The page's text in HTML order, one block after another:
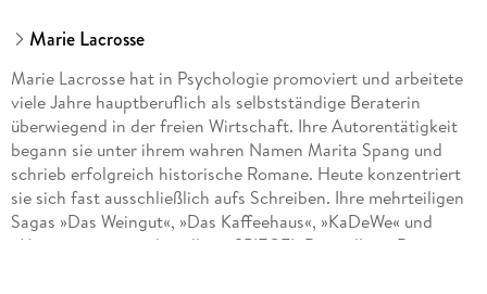
Marie Lacrosse
Marie Lacrosse hat in Psychologie promoviert und arbeitete
viele Jahre hauptberuflich als selbstständige Beraterin
überwiegend in der freien Wirtschaft. Ihre Autorentätigkeit
begann sie unter ihrem wahren Namen Marita Spang und
schrieb erfolgreich historische Romane. Heute konzentriert
sie sich fast ausschließlich aufs Schreiben. Ihre mehrteiligen
Sagas »Das Weingut«, »Das Kaffeehaus«, »KaDeWe« und
»Montmartre« wurden alle zu SPIEGEL-Bestsellern. Die